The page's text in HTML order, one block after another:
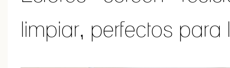
limpiar, perfectos